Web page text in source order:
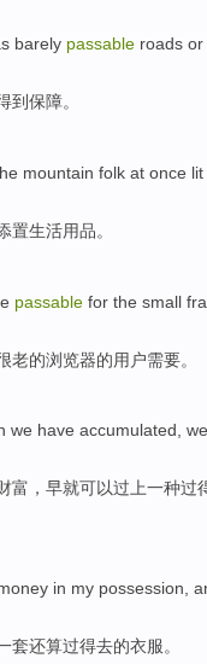
barely passable roads or
到保障。
the mountain folk at once
置生活用品。
passable for the small
老的浏览器的用户需要。
we have accumulated, we
富 ，早就可以过上一种过
in my possession,
套还算过得去的衣服。